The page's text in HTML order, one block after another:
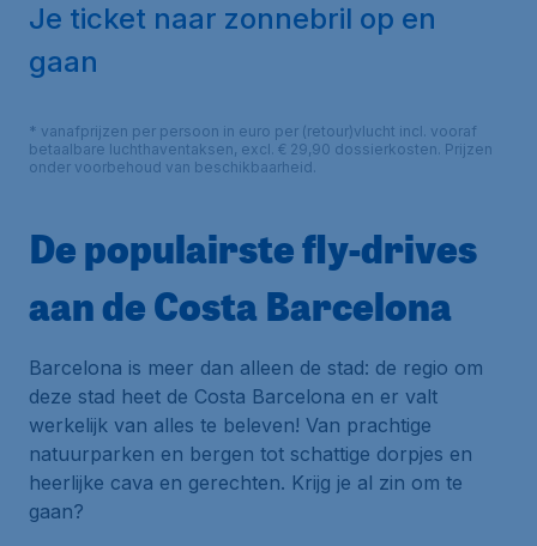
Je ticket naar zonnebril op en
gaan
* vanafprijzen per persoon in euro per (retour)vlucht incl. vooraf
betaalbare luchthaventaksen, excl. € 29,90 dossierkosten. Prijzen
onder voorbehoud van beschikbaarheid.
De populairste fly-drives
aan de Costa Barcelona
Barcelona is meer dan alleen de stad: de regio om
deze stad heet de Costa Barcelona en er valt
werkelijk van alles te beleven! Van prachtige
natuurparken en bergen tot schattige dorpjes en
heerlijke cava en gerechten. Krijg je al zin om te
gaan?